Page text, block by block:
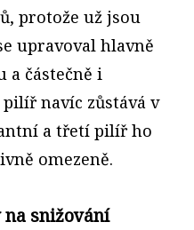
protože už jsou
upravoval hlavně
a částečně i
navíc zůstává v
a třetí pilíř ho
omezeně.
na snižování